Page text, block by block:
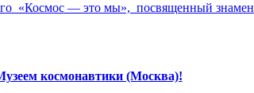
«Космос — это мы», посвященный
космонавтики (Москва)!